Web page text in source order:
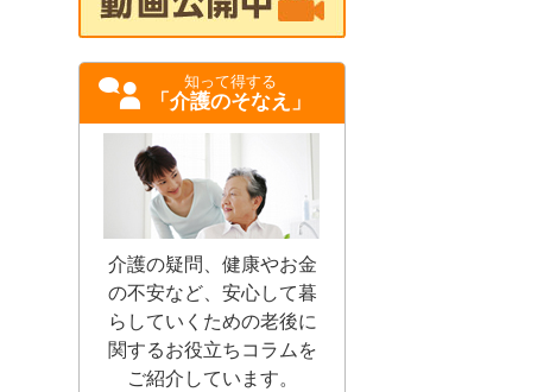
知って得する
「介護のそなえ」
介護の疑問、健康やお金
の不安など、安心して暮
らしていくための老後に
関するお役立ちコラムを
ご紹介しています。